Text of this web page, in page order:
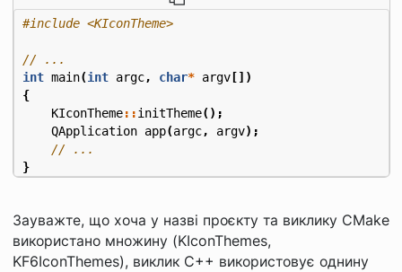
#include <KIconTheme>
int main(int argc, char* argv[])
{
KIconTheme::initTheme();
QApplication app(argc, argv);
}
Зауважте, що хоча у назві проєкту та виклику CMake
використано множину (KIconThemes,
KF6IconThemes), виклик C++ використовує однину